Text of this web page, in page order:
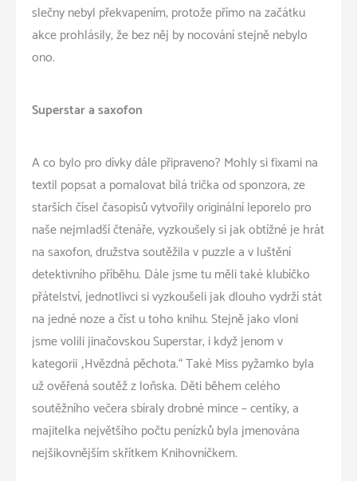
slečny nebyl překvapením, protože přímo na začátku
akce prohlásily, že bez něj by nocování stejně nebylo
ono.
Superstar a saxofon
A co bylo pro dívky dále připraveno? Mohly si fixami na
textil popsat a pomalovat bílá trička od sponzora, ze
starších čísel časopisů vytvořily originální leporelo pro
naše nejmladší čtenáře, vyzkoušely si jak obtížné je hrát
na saxofon, družstva soutěžila v puzzle a v luštění
detektivního příběhu. Dále jsme tu měli také klubíčko
přátelství, jednotlivci si vyzkoušeli jak dlouho vydrží stát
na jedné noze a číst u toho knihu. Stejně jako vloni
jsme volili jinačovskou Superstar, i když jenom v
kategorii „Hvězdná pěchota.“ Také Miss pyžamko byla
už ověřená soutěž z loňska. Děti během celého
soutěžního večera sbíraly drobné mince – centíky, a
majitelka největšího počtu penízků byla jmenována
nejšikovnějším skřítkem Knihovníčkem.